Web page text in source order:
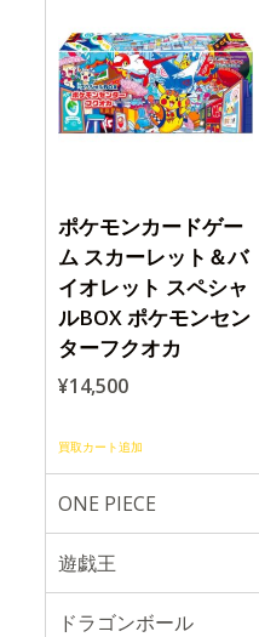
ポケモンカードゲー
ム スカーレット＆バ
イオレット スペシャ
ルBOX ポケモンセン
ターフクオカ
¥14,500
買取カート追加
ONE PIECE
遊戯王
ドラゴンボール